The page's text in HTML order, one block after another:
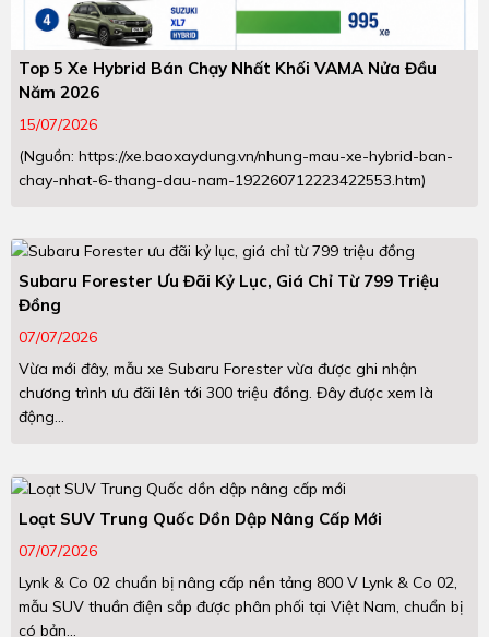
Top 5 Xe Hybrid Bán Chạy Nhất Khối VAMA Nửa Đầu
Năm 2026
15/07/2026
(Nguồn: https://xe.baoxaydung.vn/nhung-mau-xe-hybrid-ban-
chay-nhat-6-thang-dau-nam-192260712223422553.htm)
Subaru Forester Ưu Đãi Kỷ Lục, Giá Chỉ Từ 799 Triệu
Đồng
07/07/2026
Vừa mới đây, mẫu xe Subaru Forester vừa được ghi nhận
chương trình ưu đãi lên tới 300 triệu đồng. Đây được xem là
động...
Loạt SUV Trung Quốc Dồn Dập Nâng Cấp Mới
07/07/2026
Lynk & Co 02 chuẩn bị nâng cấp nền tảng 800 V Lynk & Co 02,
mẫu SUV thuần điện sắp được phân phối tại Việt Nam, chuẩn bị
có bản...